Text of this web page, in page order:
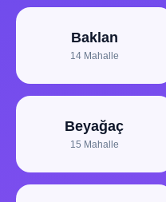
Baklan
14 Mahalle
Beyağaç
15 Mahalle